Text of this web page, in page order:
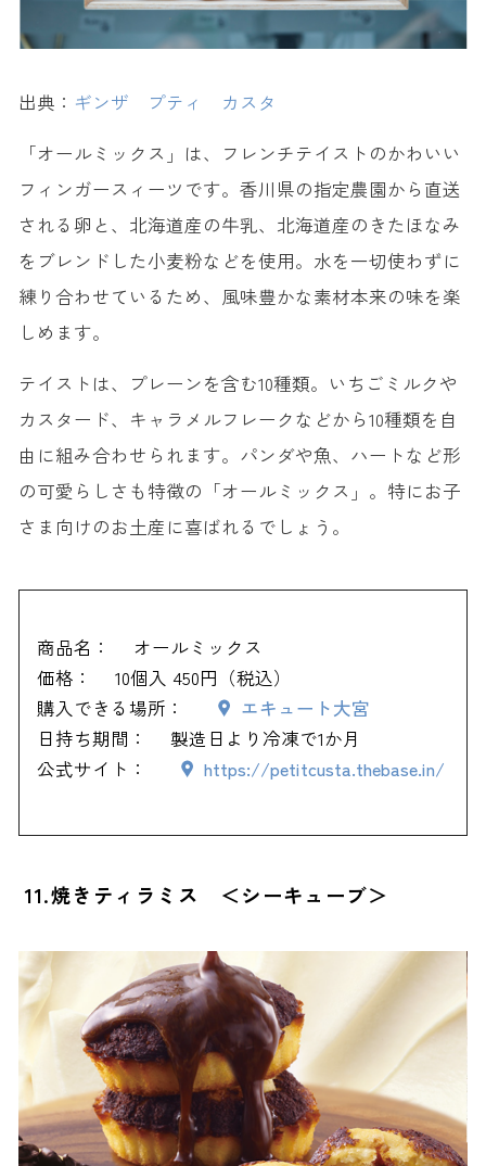
出典： ギンザ プティ カスタ
「オールミックス」は、フレンチテイストのかわいい
フィンガースィーツです。香川県の指定農園から直送
される卵と、北海道産の牛乳、北海道産のきたほなみ
をブレンドした小麦粉などを使用。水を一切使わずに
練り合わせているため、風味豊かな素材本来の味を楽
しめます。
テイストは、プレーンを含む10種類。いちごミルクや
カスタード、キャラメルフレークなどから10種類を自
由に組み合わせられます。パンダや魚、ハートなど形
の可愛らしさも特徴の「オールミックス」。特にお子
さま向けのお土産に喜ばれるでしょう。
商品名：
オールミックス
価格：
10個入 450円（税込）
購入できる場所：
エキュート大宮
日持ち期間：
製造日より冷凍で1か月
公式サイト：
https://petitcusta.thebase.in/
11.焼きティラミス ＜シーキューブ＞